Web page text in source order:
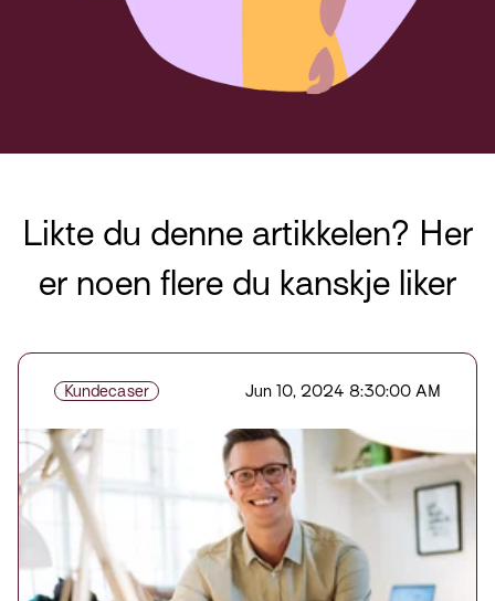
Likte du denne artikkelen? Her
er noen flere du kanskje liker
Kundecaser Jun 10, 2024 8:30:00 AM